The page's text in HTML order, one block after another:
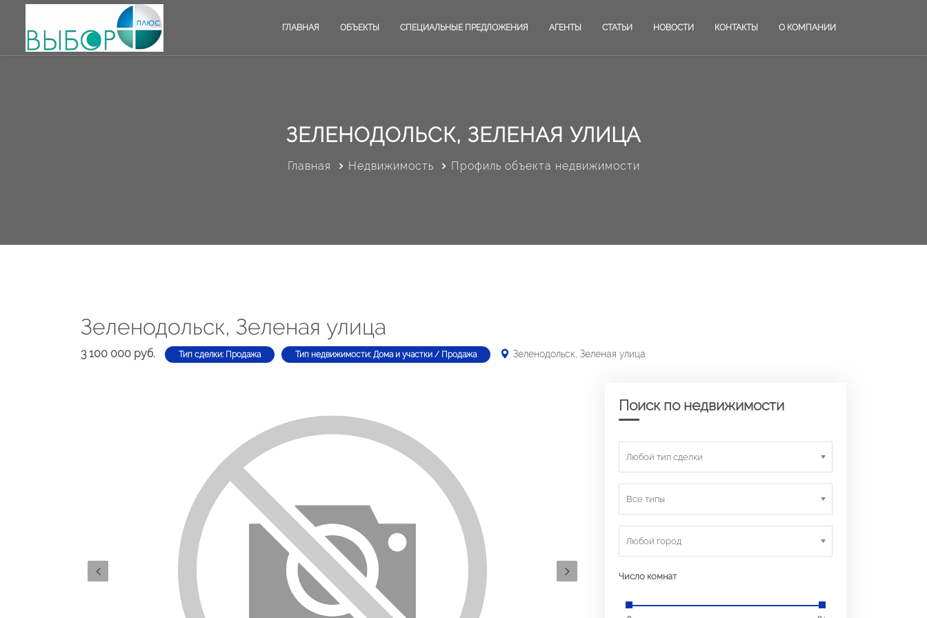
ГЛАВНАЯ ОБЪЕКТЫ СПЕЦИАЛЬНЫЕ ПРЕДЛОЖЕНИЯ АГЕНТЫ СТАТЬИ НОВОСТИ КОНТАКТЫ О КОМПАНИИ
ЗЕЛЕНОДОЛЬСК, ЗЕЛЕНАЯ УЛИЦА
Главная Недвижимость Профиль объекта недвижимости
Зеленодольск, Зеленая улица
3 100 000 руб. Тип сделки: Продажа Тип недвижимости: Дома и участки / Продажа Зеленодольск, Зеленая улица
Поиск по недвижимости
Любой тип сделки
Все типы
Любой город
Число комнат